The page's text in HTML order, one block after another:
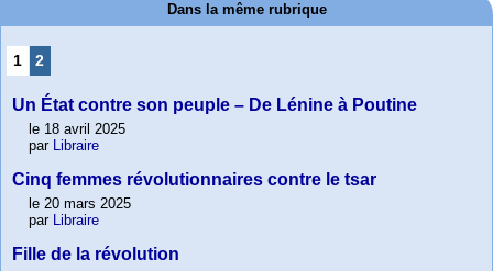
Dans la même rubrique
1 2
Un État contre son peuple – De Lénine à Poutine
le 18 avril 2025
par Libraire
Cinq femmes révolutionnaires contre le tsar
le 20 mars 2025
par Libraire
Fille de la révolution